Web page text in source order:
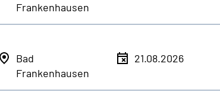
Frankenhausen
Bad
Frankenhausen
21.08.2026